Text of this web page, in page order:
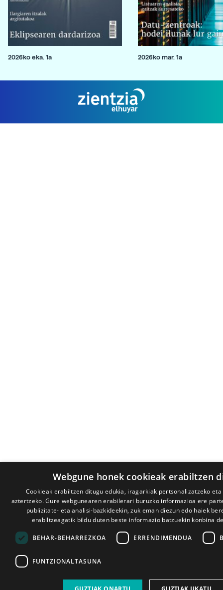
2026ko eka. 1a 2026ko mar. 1a
Webgune honek cookieak erabiltzen
Cookieak erabiltzen ditugu edukia, iragarkiak pertsonalizatzeko
aztertzeko. Gure webgunearen erabilerari buruzko informazioa ere
publizitate- eta analisi-bazkideekin, zuk eman diezun edo haiek
erabiltzeagatik bildu duten beste informazio batzuekin konbina
BEHAR-BEHARREZKOA ERRENDIMENDUA
FUNTZIONALTASUNA